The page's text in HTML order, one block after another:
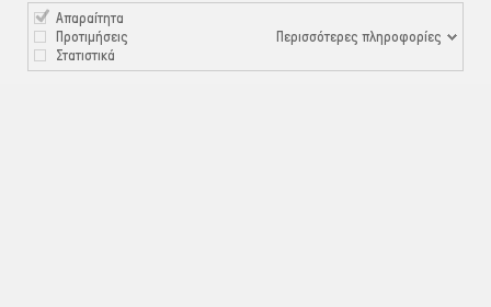
Απαραίτητα
Προτιμήσεις
Στατιστικά
Περισσότερες πληροφορίες